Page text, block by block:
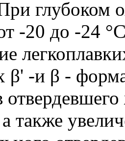
глубоком
-20 до -24
β' -и β -
также